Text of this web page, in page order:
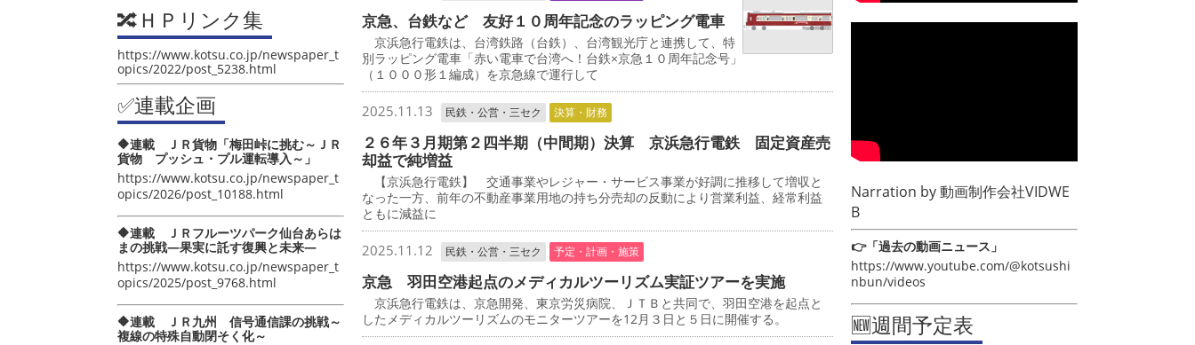
🔀ＨＰリンク集
https://www.kotsu.co.jp/newspaper_t
opics/2022/post_5238.html
✅連載企画
🔶連載 ＪＲ貨物「梅田峠に挑む～ＪＲ
貨物 プッシュ・プル運転導入～」
https://www.kotsu.co.jp/newspaper_t
opics/2026/post_10188.html
🔶連載 ＪＲフルーツパーク仙台あらは
まの挑戦―果実に託す復興と未来―
https://www.kotsu.co.jp/newspaper_t
opics/2025/post_9768.html
🔶連載 ＪＲ九州 信号通信課の挑戦～
複線の特殊自動閉そく化～
京急、台鉄など 友好１０周年記念のラッピング電車
京浜急行電鉄は、台湾鉄路（台鉄）、台湾観光庁と連携して、特
別ラッピング電車「赤い電車で台湾へ！台鉄×京急１０周年記念号」
（１０００形１編成）を京急線で運行して
2025.11.13 民鉄・公営・三セク 決算・財務
２６年３月期第２四半期（中間期）決算 京浜急行電鉄 固定資産売
却益で純増益
【京浜急行電鉄】 交通事業やレジャー・サービス事業が好調に推移して増収と
なった一方、前年の不動産事業用地の持ち分売却の反動により営業利益、経常利益
ともに減益に
2025.11.12 民鉄・公営・三セク 予定・計画・施策
京急 羽田空港起点のメディカルツーリズム実証ツアーを実施
京浜急行電鉄は、京急開発、東京労災病院、ＪＴＢと共同で、羽田空港を起点と
したメディカルツーリズムのモニターツアーを12月３日と５日に開催する。
Narration by動画制作会社VIDWE
B
👉「過去の動画ニュース」
https://www.youtube.com/@kotsushi
nbun/videos
🆕週間予定表